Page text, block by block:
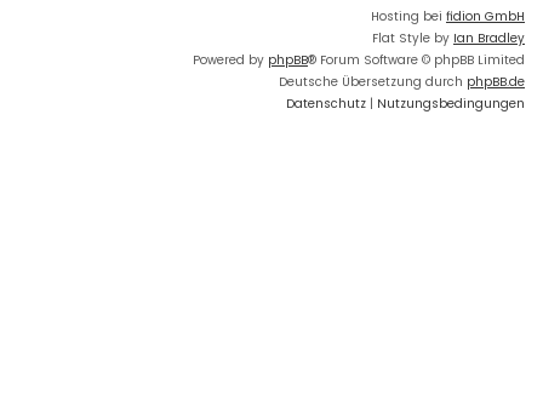
Hosting bei fidion GmbH
Flat Style by Ian Bradley
Powered by phpBB® Forum Software © phpBB Limited
Deutsche Übersetzung durch phpBB.de
Datenschutz | Nutzungsbedingungen